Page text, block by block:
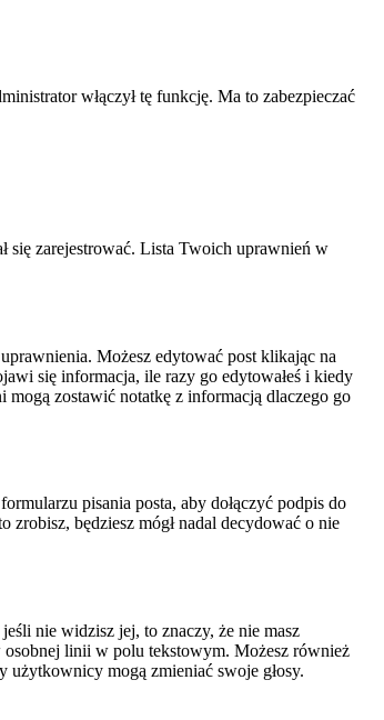
włączył tę funkcję. Ma to zabezpieczać
się zarejestrować. Lista Twoich uprawnień w
Możesz edytować post klikając na
się informacja, ile razy go edytowałeś i kiedy
zostawić notatkę z informacją dlaczego go
pisania posta, aby dołączyć podpis do
będziesz mógł nadal decydować o nie
nie widzisz jej, to znaczy, że nie masz
linii w polu tekstowym. Możesz również
mogą zmieniać swoje głosy.